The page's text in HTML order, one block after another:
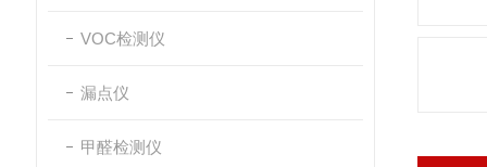
VOC检测仪
漏点仪
甲醛检测仪